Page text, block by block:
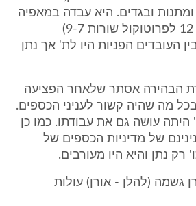
ובגדים. היא עבדה במאפיה
כשהיה צריך." (עמוד 12 לפרוטוקול שורות 9-7)
העובדים הפניות היו לת' אך נתן
הבהירה אסתר שלאחר הפציעה
מה שהיה קשור לעניני הכספים.
היתה עושה גם את עבודתו. כמו כן
של מדיניות הכספים של
רק נתן והיא היו מעורבים.
גשמה (להלן - אורן) עולות